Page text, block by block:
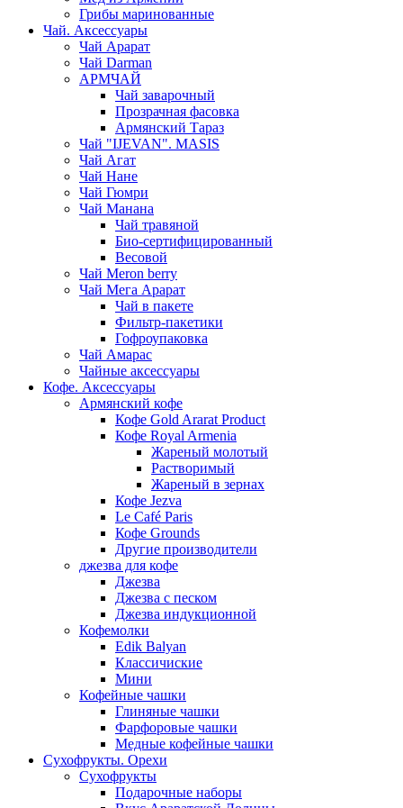
Грибы маринованные
Чай. Аксессуары
Чай Арарат
Чай Darman
АРМЧАЙ
Чай заварочный
Прозрачная фасовка
Армянский Тараз
Чай "IJEVAN". MASIS
Чай Агат
Чай Нане
Чай Гюмри
Чай Манана
Чай травяной
Био-сертифицированный
Весовой
Чай Meron berry
Чай Мега Арарат
Чай в пакете
Фильтр-пакетики
Гофроупаковка
Чай Амарас
Чайные аксессуары
Кофе. Аксессуары
Армянский кофе
Кофе Gold Ararat Product
Кофе Royal Armenia
Жареный молотый
Растворимый
Жареный в зернах
Кофе Jezva
Le Café Paris
Кофе Grounds
Другие производители
джезва для кофе
Джезва
Джезва с песком
Джезва индукционной
Кофемолки
Edik Balyan
Классичиские
Мини
Кофейные чашки
Глиняные чашки
Фарфоровые чашки
Медные кофейные чашки
Сухофрукты. Орехи
Сухофрукты
Подарочные наборы